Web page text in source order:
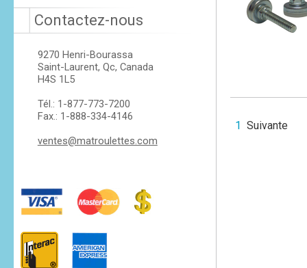
Contactez-nous
9270 Henri-Bourassa
Saint-Laurent, Qc, Canada
H4S 1L5
Tél.: 1-877-773-7200
Fax.: 1-888-334-4146
ventes@matroulettes.com
1 Suivante